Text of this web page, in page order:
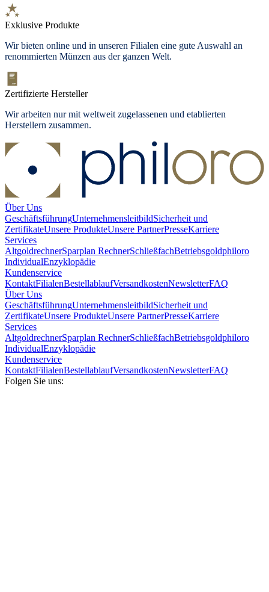
Exklusive Produkte
Wir bieten online und in unseren Filialen eine gute Auswahl an
renommierten Münzen aus der ganzen Welt.
Zertifizierte Hersteller
Wir arbeiten nur mit weltweit zugelassenen und etablierten
Herstellern zusammen.
Über Uns
GeschäftsführungUnternehmensleitbildSicherheit und
ZertifikateUnsere ProdukteUnsere PartnerPresseKarriere
Services
AltgoldrechnerSparplan RechnerSchließfachBetriebsgoldphiloro
IndividualEnzyklopädie
Kundenservice
KontaktFilialenBestellablaufVersandkostenNewsletterFAQ
Über Uns
GeschäftsführungUnternehmensleitbildSicherheit und
ZertifikateUnsere ProdukteUnsere PartnerPresseKarriere
Services
AltgoldrechnerSparplan RechnerSchließfachBetriebsgoldphiloro
IndividualEnzyklopädie
Kundenservice
KontaktFilialenBestellablaufVersandkostenNewsletterFAQ
Folgen Sie uns: